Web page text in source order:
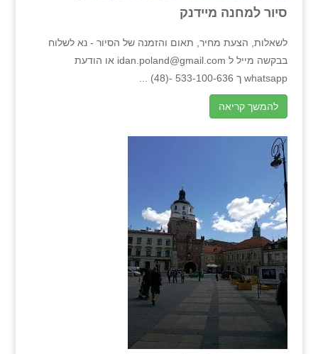
סיור למחנה מיידנק
לשאלות, הצעת מחיר, תאום והזמנה של הסיור - נא לשלוח
בבקשה מייל ל idan.poland@gmail.com או הודעת
whatsapp ך 533-100-636 -(48) ...
להמשך קריאה